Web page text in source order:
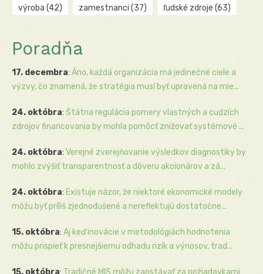
výroba (42) zamestnanci (37) ľudské zdroje (63)
Poradňa
17. decembra: Áno, každá organizácia má jedinečné ciele a
výzvy, čo znamená, že stratégia musí byť upravená na mie...
24. októbra: Štátna regulácia pomery vlastných a cudzích
zdrojov financovania by mohla pomôcť znižovať systémové ...
24. októbra: Verejné zverejňovanie výsledkov diagnostiky by
mohlo zvýšiť transparentnosť a dôveru akcionárov a zá...
24. októbra: Existuje názor, že niektoré ekonomické modely
môžu byť príliš zjednodušené a nereflektujú dostatočne...
15. októbra: Aj keď inovácie v metodológiách hodnotenia
môžu prispieť k presnejšiemu odhadu rizík a výnosov, trad...
15. októbra: Tradičné MIS môžu zaostávať za požiadavkami